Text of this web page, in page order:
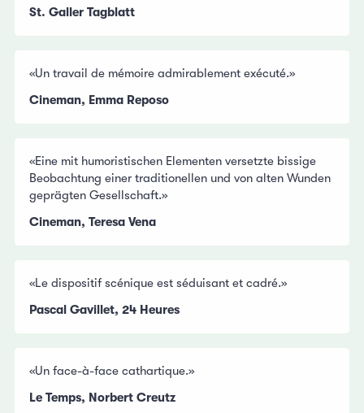
St. Galler Tagblatt
«Un travail de mémoire admirablement exécuté.»
Cineman, Emma Reposo
«Eine mit humoristischen Elementen versetzte bissige
Beobachtung einer traditionellen und von alten Wunden
geprägten Gesellschaft.»
Cineman, Teresa Vena
«Le dispositif scénique est séduisant et cadré.»
Pascal Gavillet, 24 Heures
«Un face-à-face cathartique.»
Le Temps, Norbert Creutz